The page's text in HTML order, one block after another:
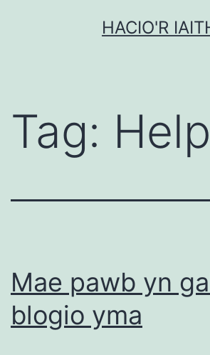
HACIO'R
Tag: Help
Mae pawb yn
blogio yma